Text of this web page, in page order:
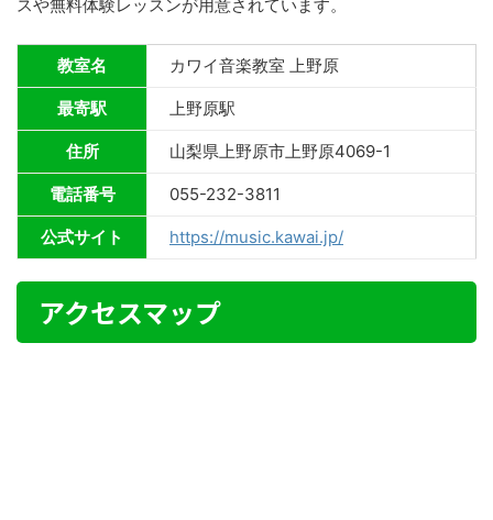
スや無料体験レッスンが用意されています。
教室名 カワイ音楽教室 上野原
最寄駅 上野原駅
住所 山梨県上野原市上野原4069-1
電話番号 055-232-3811
公式サイト https://music.kawai.jp/
アクセスマップ